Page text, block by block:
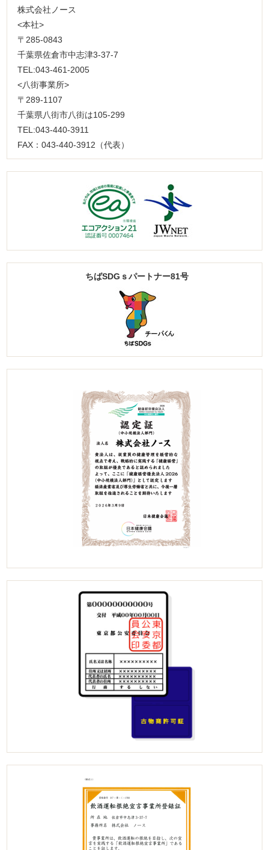
株式会社ノース
<本社>
〒285-0843
千葉県佐倉市中志津3-37-7
TEL:043-461-2005
<八街事業所>
〒289-1107
千葉県八街市八街は105-299
TEL:043-440-3911
FAX：043-440-3912（代表）
ちばSDGｓパートナー81号